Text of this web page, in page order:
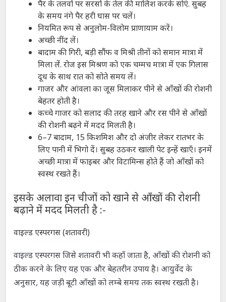
पैर के तलवों पर सरसों के तेल की मालिश करके सोएं. सुबह
के समय नंगे पैर हरी घास पर चलें।
नियमित रूप से अनुलोम-विलोम प्राणायाम करें।
अच्छी नींद लें।
बादाम की गिरी, बड़ी सौंफ व मिश्री तीनों को समान मात्रा में
मिला लें. रोज इस मिश्रण को एक चम्मच मात्रा में एक गिलास
दूध के साथ रात को सोते समय लें।
गाजर और आंवला का जूस मिलाकर पीने से आँखों की रोशनी
बेहतर होती है।
कच्चे गाजर को सलाद की तरह खाने और रस पीने से आँखों
की रोशनी बढ़ने में मदद मिलती है।
6–7 बादाम, 15 किशमिश और दो अंजीर लेकर रातभर के
लिए पानी में भिगो दें। सुबह उठकर खाली पेट इन्हें खाएँ। इनमें
अच्छी मात्रा में फाइबर और विटामिन्स होते हैं जो आँखों को
स्वस्थ रखते हैं।
इसके अलावा इन चीजों को खाने से आँखों की रोशनी
बढ़ाने में मदद मिलती है :-
वाइल्ड एस्परगस (शतावरी)
वाइल्ड एस्परगस जिसे शतावरी भी कहाँ जाता है, आँखों की रोशनी को
ठीक करने के लिए यह एक और बेहतरीन उपाय है। आयुर्वेद के
अनुसार, यह जड़ी बूटी आँखों को लम्बे समय तक स्वस्थ रखती है।